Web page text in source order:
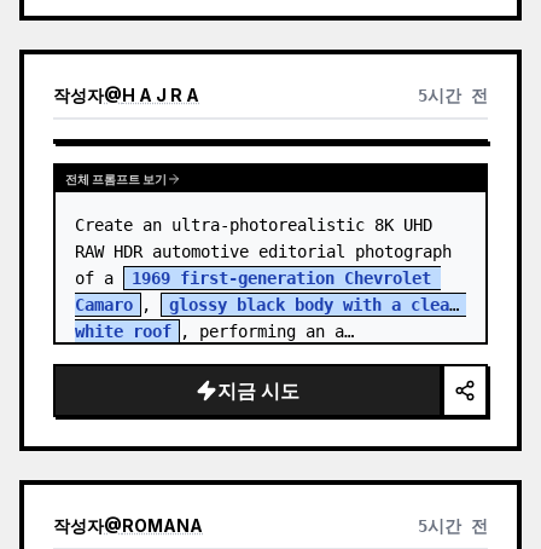
작성자@H A J R A 5시간 전
전체 프롬프트 보기
Create an ultra-photorealistic 8K UHD
RAW HDR automotive editorial photograph
of a
1969 first-generation Chevrolet
Camaro
,
glossy black body with a clean
white roof
, performing an a…
지금 시도
작성자@ROMANA 5시간 전